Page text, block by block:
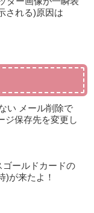
される)原因は
い メール削除で
ジ保存先を変更し
ゴールドカードの
)が来たよ！